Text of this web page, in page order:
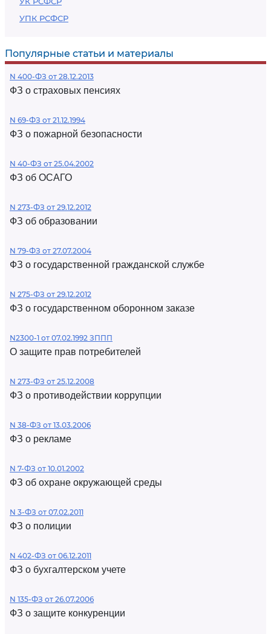
УПК РСФСР
Популярные статьи и материалы
N 400-ФЗ от 28.12.2013
ФЗ о страховых пенсиях
N 69-ФЗ от 21.12.1994
ФЗ о пожарной безопасности
N 40-ФЗ от 25.04.2002
ФЗ об ОСАГО
N 273-ФЗ от 29.12.2012
ФЗ об образовании
N 79-ФЗ от 27.07.2004
ФЗ о государственной гражданской службе
N 275-ФЗ от 29.12.2012
ФЗ о государственном оборонном заказе
N2300-1 от 07.02.1992 ЗППП
О защите прав потребителей
N 273-ФЗ от 25.12.2008
ФЗ о противодействии коррупции
N 38-ФЗ от 13.03.2006
ФЗ о рекламе
N 7-ФЗ от 10.01.2002
ФЗ об охране окружающей среды
N 3-ФЗ от 07.02.2011
ФЗ о полиции
N 402-ФЗ от 06.12.2011
ФЗ о бухгалтерском учете
N 135-ФЗ от 26.07.2006
ФЗ о защите конкуренции